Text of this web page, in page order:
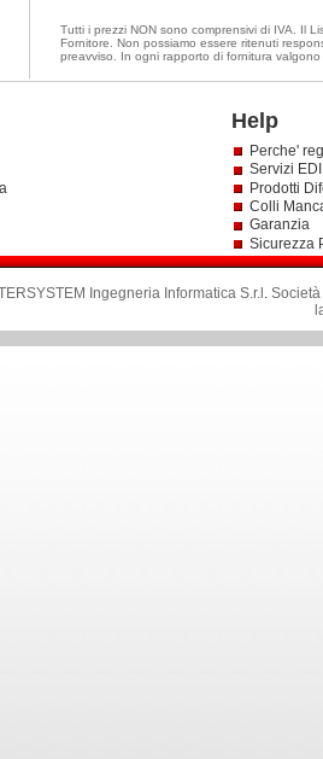
Tutti i prezzi NON sono comprensivi di IVA. Il
Fornitore. Non possiamo essere ritenuti
preavviso. In ogni rapporto di fornitura
Help
Perche'
Servizi
Prodotti
Colli
Garanzia
Sicurezza
Ingegneria Informatica S.r.l .